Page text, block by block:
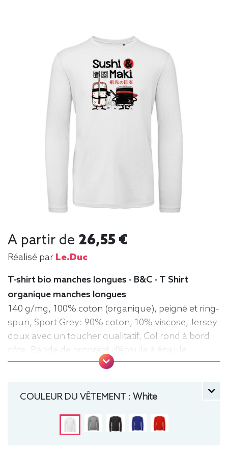
A partir de 26,55 €
Réalisé par Le.duc
T-shirt bio manches longues - B&C - T Shirt
organique manches longues
140 g/mg, 100% coton (organique), peigné et ring-
spun, Sport Grey: 90% coton, 10% viscose, Jersey
doux avec un toucher qualitatif, Col rond à bord
côte, Bande de propreté d'épaule à épaule,
Coutures latérales, puce de taille, Lavable jusqu'à
Léger, Homme, Col rond, Bio / Organic, B&C
COULEUR DU VÊTEMENT : White